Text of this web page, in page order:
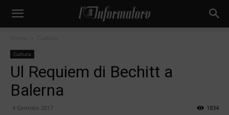
Cultura
Ul Requiem di Bechitt a
Balerna
4 Gennaio 2017 1834